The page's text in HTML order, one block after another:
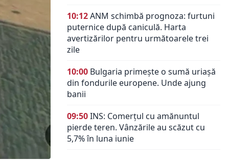
10:12ANM schimbă prognoza: furtuni
puternice după caniculă. Harta
avertizărilor pentru următoarele trei
zile
10:00 Bulgaria primește o sumă uriașă
din fondurile europene. Unde ajung
banii
09:50INS: Comerțul cu amănuntul
pierde teren. Vânzările au scăzut cu
5,7% în luna iunie